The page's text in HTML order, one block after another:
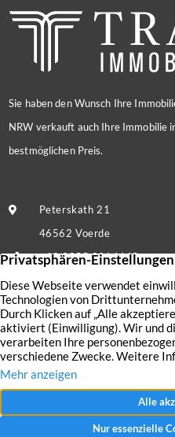
Sie haben den Wunsch Ihre
NRW verkauft auch Ihre Immobilie
bestmöglichen Preis.
Peterskath 21
46562 Voerde
+49 2855 9214445
Nachricht senden
Kontakt
Aktuelles
Immobilien